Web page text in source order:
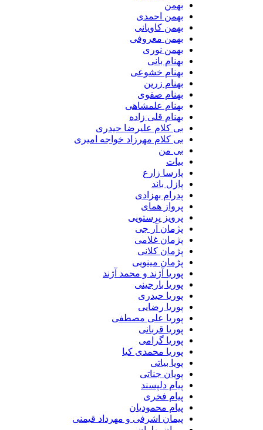
بهمن احمدی
بهمن کاویانی
بهمن معروفی
بهمن نوری
بهنام بانی
بهنام خشوعی
بهنام زرین
بهنام صفوی
بهنام علمشاهی
بهنام قلی زاده
بی کلام علیرضا حیدری
بی کلام مهرزاد خواجه امیری
پارسا زارع
پازل باند
پدرام بهزادی
پرواز همای
پرویز پرستویی
پژمان آر جی
پژمان غلامی
پژمان کلانی
پژمان مینویی
پوریا آژند و محمد آژند
پوریا بارجینی
پوریا حیدری
پوریا رضایی
پوریا علی مصطفی
پوریا قربانی
پوریا گرامی
پوریا محمدی کیا
پویا بیاتی
پویان جناتی
پیام دلپسند
پیام فخری
پیام محمودیان
پیمان اشرفی و مهرداد قیمنی